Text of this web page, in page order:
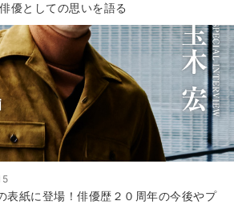
優としての思いを語る
表紙に登場！俳優歴２０周年の今後やプ